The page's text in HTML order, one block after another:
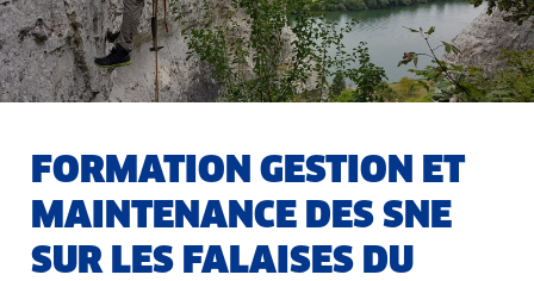
FORMATION GESTION ET
MAINTENANCE DES SNE
SUR LES FALAISES DU